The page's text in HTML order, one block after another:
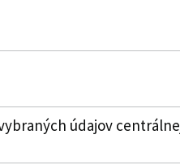
údajov